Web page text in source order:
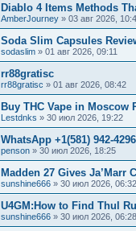
Diablo 4 Items Methods
AmberJourney » 03 авг 2026,
Soda Slim Capsules
sodaslim » 01 авг 2026, 09:11
rr88gratisc
rr88gratisc » 01 авг 2026, 08:42
Buy THC Vape in Moscow
Lestdnks » 30 июл 2026, 19:22
WhatsApp +1(581) 942-
penson » 30 июл 2026, 18:25
Madden 27 Gives Ja’Marr
sunshine666 » 30 июл 2026, 06:32
U4GM:How to Find Thul
sunshine666 » 30 июл 2026, 06:28